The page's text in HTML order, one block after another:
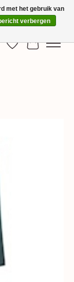
Verlanglijst
met het gebruik van
verbergen